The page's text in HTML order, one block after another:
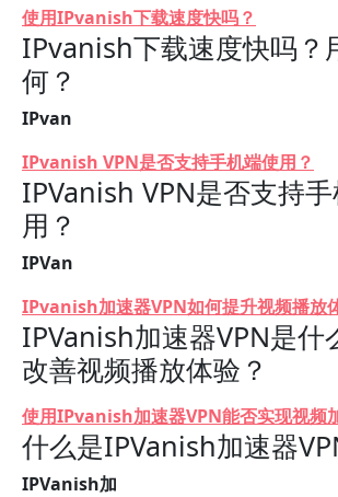
使用IPvanish下载速度快吗？
IPvanish下载速度快吗？
何？
IPvan
IPvanish VPN是否支持手机端使用？
IPVanish VPN是否支持
用？
IPVan
IPvanish加速器VPN如何提升视频播放
IPVanish加速器VPN是什
改善视频播放体验？
使用IPvanish加速器VPN能否实现视频
什么是IPVanish加速器
IPVanish加